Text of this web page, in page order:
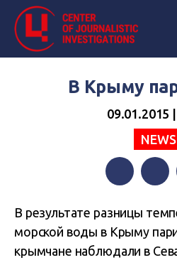
В Крыму
09.01.2015
NEWS
В результате разницы
морской воды в Крыму
крымчане наблюдали в